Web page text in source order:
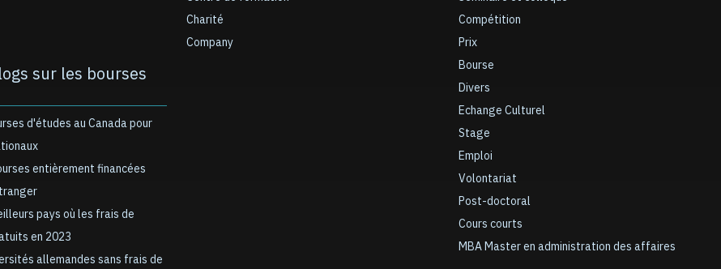
sur les bourses
d'études au Canada pour
entièrement financées
pays où les frais de
en 2023
allemandes sans frais de
Charité
Company
Compétition
Prix
Bourse
Divers
Echange Culturel
Stage
Emploi
Volontariat
Post-doctoral
Cours courts
MBA Master en administration des affaires